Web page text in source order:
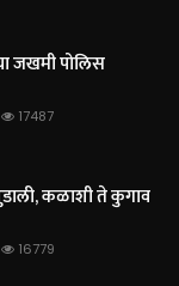
जखमी पोलिस
17487
कळाशी ते कुगाव
16779